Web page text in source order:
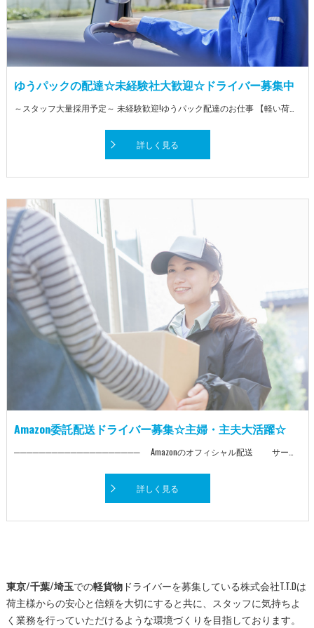
ゆうパックの配達☆未経験社大歓迎☆ドライバー募集中
～スタッフ大量採用予定～ 未経験歓迎!ゆうパック配達のお仕事 【軽い荷物メイン】なので、体の負担も少め♪ 3人に2人が未経験からのスタートです★ 必要なのはAT免許だけ!今すぐStart!
詳しく見る
Amazon委託配送ドライバー募集☆主婦・主夫大活躍☆
──────────────────── Amazonのオフィシャル配送 サービスパートナー ──────────────────── ▼ Amazonブランド車両での配送！ ▼ Amazonが培ってきたテクノロジーと 配送アプリを使って配送！ ▼ 小さくて軽い荷物がメイン！ ▼ 普通免許(AT)だけあればスタート可！ ■ 業務委託としても、同時募集中 ■ 「稼げるだけ、稼ぎたい！」 そんな方もお気軽にお問い合わせ下さい！ 面接時にお話を聞いてみたいという方もお気軽に！ ※ロイヤリティなし！収入から引かれるものはありません！ ■日給+出来高 ■車両はリース/持ち込みOK ■直行直帰OK ■日払い・週払い・月払い 選択可! 月に60万以上稼いだ先輩も居ます! ＜軽自動車でラクラク配達！＞ [小さい×軽い荷物] がメイン！ ドンドン配達→ザクザク稼げる！ 普通免許だけで どんな方でもSTART可能！ リース車両も即用意！ ＜前職不問＞ 様々な方が活躍中！ 気軽にご応募を♪ 【注目ポイント】 ＼同時募集中／ ■ゆうパックの配送ドライバー ■LOHACO(アスクル)配送ドライバー 東京都内・千葉県内で広く募集中！！ こちらもお気軽にお問い合わせください◎
詳しく見る
東京/千葉/埼玉での軽貨物ドライバーを募集している株式会社T.T.Dは
荷主様からの安心と信頼を大切にすると共に、スタッフに気持ちよ
く業務を行っていただけるような環境づくりを目指しております。